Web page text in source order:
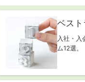
ベス
入社・入
ム12選。